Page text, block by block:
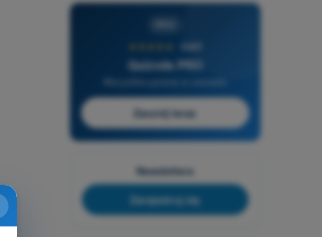
4,6/5
Quizvds PRO
Zacznij teraz
Newslettera
Zarejestruj się